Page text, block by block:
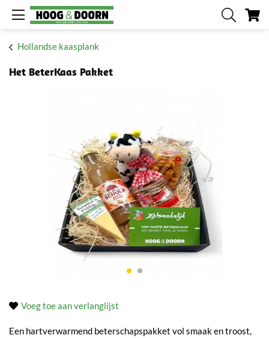
Hollandse kaasplank
Het BeterKaas Pakket
Voeg toe aan verlanglijst
Een hartverwarmend beterschapspakket vol smaak en troost,